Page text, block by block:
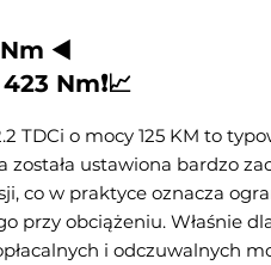
◀️
Nm❗📈
TDCi o mocy 125 KM to
ustawiona bardzo
co w praktyce oznacza
obciążeniu. Właśnie
i odczuwalnych